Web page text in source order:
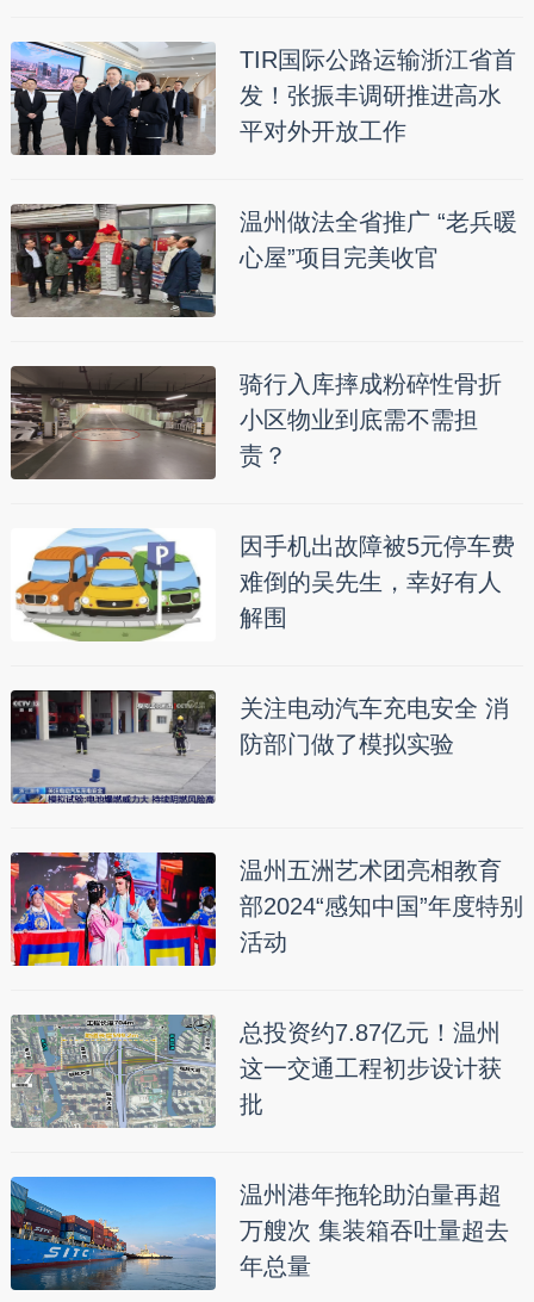
TIR国际公路运输浙江省首
发！张振丰调研推进高水
平对外开放工作
温州做法全省推广 “老兵暖
心屋”项目完美收官
骑行入库摔成粉碎性骨折
小区物业到底需不需担
责？
因手机出故障被5元停车费
难倒的吴先生，幸好有人
解围
关注电动汽车充电安全 消
防部门做了模拟实验
温州五洲艺术团亮相教育
部2024“感知中国”年度特别
活动
总投资约7.87亿元！温州
这一交通工程初步设计获
批
温州港年拖轮助泊量再超
万艘次 集装箱吞吐量超去
年总量